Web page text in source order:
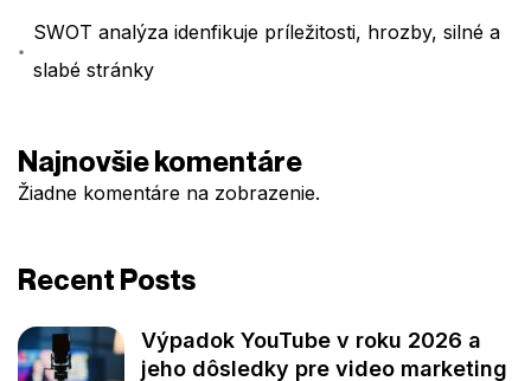
SWOT analýza idenfikuje príležitosti, hrozby, silné a
slabé stránky
Najnovšie komentáre
Žiadne komentáre na zobrazenie.
Recent Posts
Výpadok YouTube v roku 2026 a
jeho dôsledky pre video marketing